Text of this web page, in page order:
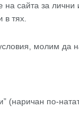
на сайта за
тях.
молим да
(наричан по-